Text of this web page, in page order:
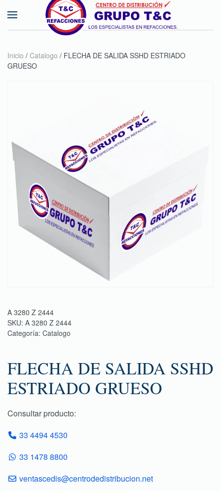
Skip to main content
Inicio / Catalogo / FLECHA DE SALIDA SSHD ESTRIADO
GRUESO
A 3280 Z 2444
SKU: A 3280 Z 2444
Categoría: Catalogo
FLECHA DE SALIDA SSHD
ESTRIADO GRUESO
Consultar producto:
33 4494 4530
33 1478 8800
ventascedis@centrodedistribucion.net